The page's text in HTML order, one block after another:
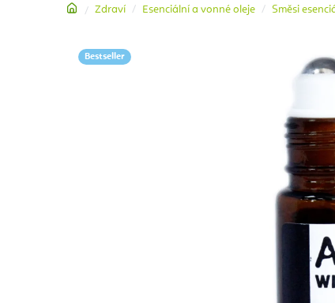
DomůZdraví Esenciální a vonné oleje Směsi
Bestseller